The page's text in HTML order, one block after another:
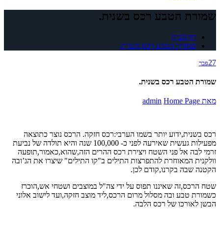
שמורת הטבע רכס בשנית.
דף הבית
שמורת הטבע רכס בשנית.
27פבר
שמורת הטבע רכס בשנית.
מאת admin Home Page
רכס בשנית,ידוע יותר בשמו הערבי:רכס חזקה. הרכס נוצר כתוצאה
מפעילות געשית שאירעה לפני כ- 100,000 שנה והיא תולדה של נביעת
זרמי לבה אל פני השטח ויצירת רכס ההרים הזה,שהוא,כאמור,תופעה
וולקנית המאוחרת להתפרצות התילים ב"קו התילים" שיצרו את הג’ובה
הקטנה שבה בקרנו,קודם לכן.
שטח הרכס,זה שאיננו תפוס על ידי צה"ל במוצבים ושטחי אש,הוכרז
כשמורת טבע ובה מסלול מרום הרכס,ליד מוצב חזקה,ועד לישוב אלוני
הבשן לאורכו של רכס הלבה.